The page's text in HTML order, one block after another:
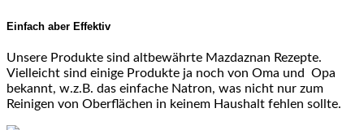
Einfach aber Effektiv
Unsere Produkte sind altbewährte Mazdaznan Rezepte.
Vielleicht sind einige Produkte ja noch von Oma und Opa
bekannt, w.z.B. das einfache Natron, was nicht nur zum
Reinigen von Oberflächen in keinem Haushalt fehlen sollte.